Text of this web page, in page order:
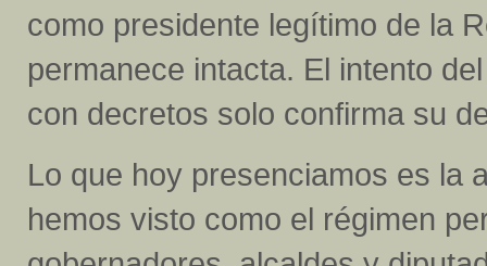
como presidente legítimo de la
permanece intacta. El intento
con decretos solo confirma su
Lo que hoy presenciamos es la
hemos visto como el régimen